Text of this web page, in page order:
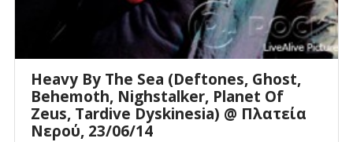
Heavy By The Sea (Deftones, Ghost,
Behemoth, Nighstalker, Planet Of
Zeus, Tardive Dyskinesia) @ Πλατεία
Νερού, 23/06/14